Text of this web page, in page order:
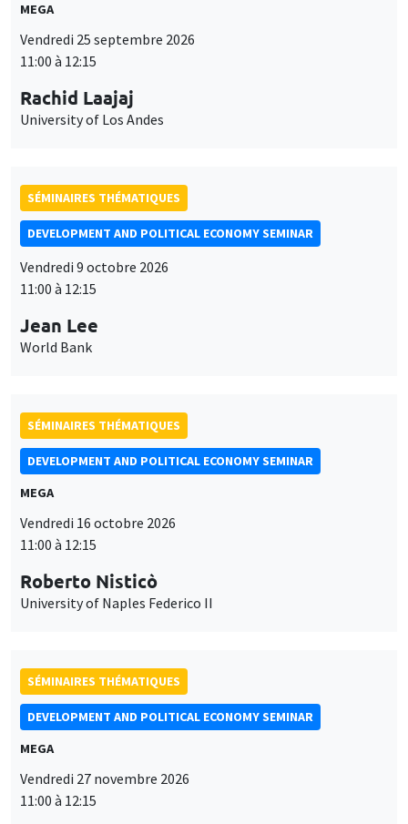
MEGA
Vendredi 25 septembre 2026
11:00 à 12:15
Rachid Laajaj
University of Los Andes
SÉMINAIRES THÉMATIQUES
DEVELOPMENT AND POLITICAL ECONOMY SEMINAR
Vendredi 9 octobre 2026
11:00 à 12:15
Jean Lee
World Bank
SÉMINAIRES THÉMATIQUES
DEVELOPMENT AND POLITICAL ECONOMY SEMINAR
MEGA
Vendredi 16 octobre 2026
11:00 à 12:15
Roberto Nisticò
University of Naples Federico II
SÉMINAIRES THÉMATIQUES
DEVELOPMENT AND POLITICAL ECONOMY SEMINAR
MEGA
Vendredi 27 novembre 2026
11:00 à 12:15